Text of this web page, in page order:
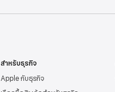
สำหรับธุรกิจ
Apple กับธุรกิจ